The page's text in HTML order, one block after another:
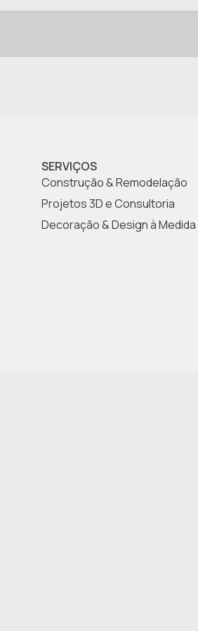
SERVIÇOS
Construção & Remodelação
Projetos 3D e Consultoria
Decoração & Design à Medida